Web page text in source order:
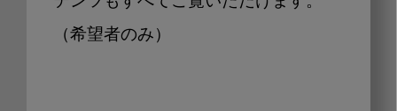
（希望者のみ）